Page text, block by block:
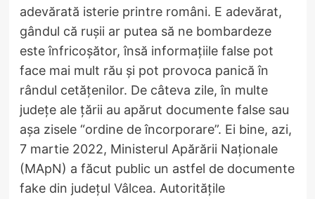
adevărată isterie printre români. E adevărat,
gândul că rușii ar putea să ne bombardeze
este înfricoșător, însă informațiile false pot
face mai mult rău și pot provoca panică în
rândul cetățenilor. De câteva zile, în multe
județe ale țării au apărut documente false sau
așa zisele “ordine de încorporare”. Ei bine, azi,
7 martie 2022, Ministerul Apărării Naționale
(MApN) a făcut public un astfel de documente
fake din județul Vâlcea. Autoritățile